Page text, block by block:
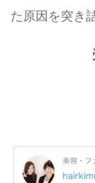
た原因を突き